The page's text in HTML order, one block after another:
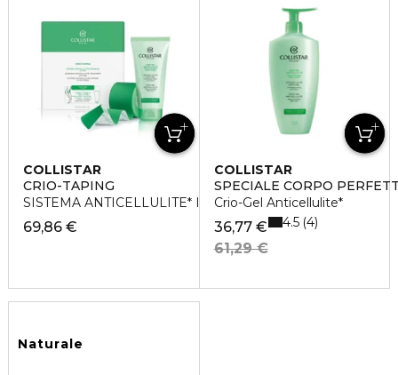
COLLISTAR
CRIO-TAPING
SISTEMA ANTICELLULITE* INTENSIVO
69,86 €
COLLISTAR
SPECIALE CORPO
Crio-Gel Anticellulite*
36,77 €
61,29 €
4.5 4
Naturale